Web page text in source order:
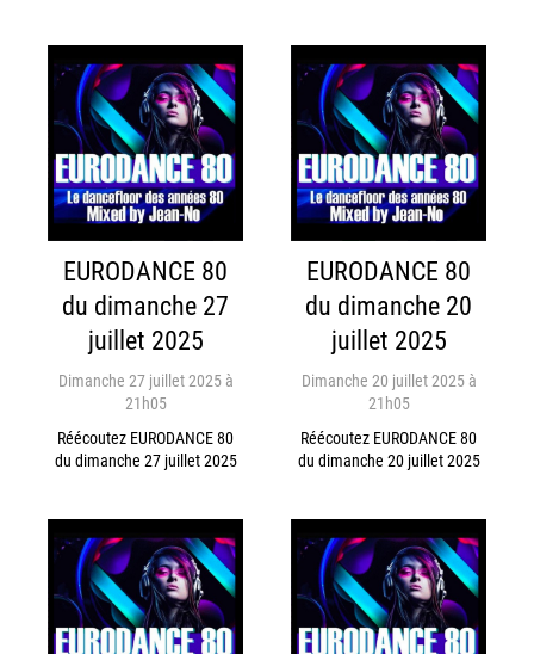
EURODANCE 80
du dimanche 27
juillet 2025
Dimanche 27 juillet 2025 à
21h05
Réécoutez EURODANCE 80
du dimanche 27 juillet 2025
EURODANCE 80
du dimanche 20
juillet 2025
Dimanche 20 juillet 2025 à
21h05
Réécoutez EURODANCE 80
du dimanche 20 juillet 2025